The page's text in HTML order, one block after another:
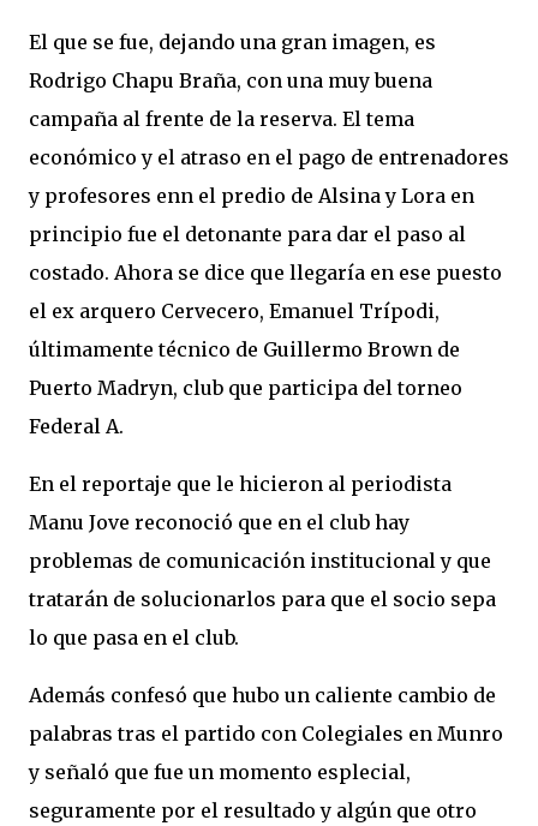
El que se fue, dejando una gran imagen, es
Rodrigo Chapu Braña, con una muy buena
campaña al frente de la reserva. El tema
económico y el atraso en el pago de entrenadores
y profesores enn el predio de Alsina y Lora en
principio fue el detonante para dar el paso al
costado. Ahora se dice que llegaría en ese puesto
el ex arquero Cervecero, Emanuel Trípodi,
últimamente técnico de Guillermo Brown de
Puerto Madryn, club que participa del torneo
Federal A.
En el reportaje que le hicieron al periodista
Manu Jove reconoció que en el club hay
problemas de comunicación institucional y que
tratarán de solucionarlos para que el socio sepa
lo que pasa en el club.
Además confesó que hubo un caliente cambio de
palabras tras el partido con Colegiales en Munro
y señaló que fue un momento esplecial,
seguramente por el resultado y algún que otro